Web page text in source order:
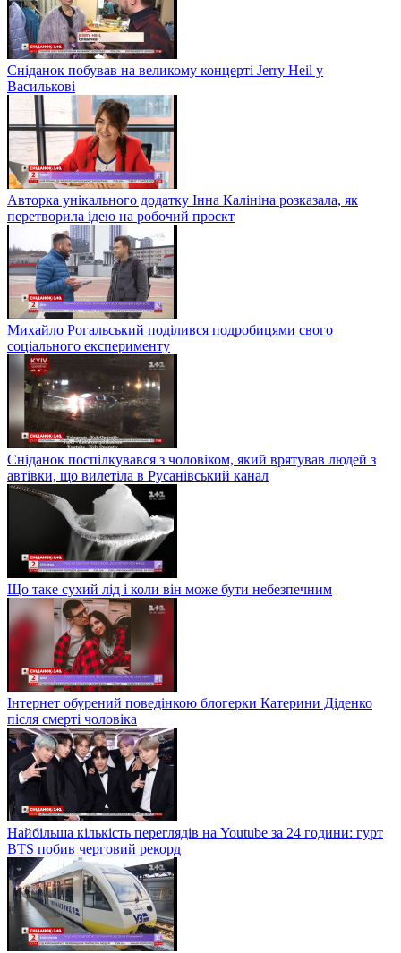
Сніданок побував на великому концерті Jerry Heil у
Василькові
Авторка унікального додатку Інна Калініна розказала, як
перетворила ідею на робочий проєкт
Михайло Рогальський поділився подробицями свого
соціального експерименту
Сніданок поспілкувався з чоловіком, який врятував людей з
автівки, що вилетіла в Русанівський канал
Що таке сухий лід і коли він може бути небезпечним
Інтернет обурений поведінкою блогерки Катерини Діденко
після смерті чоловіка
Найбільша кількість переглядів на Youtube за 24 години: гурт
BTS побив черговий рекорд